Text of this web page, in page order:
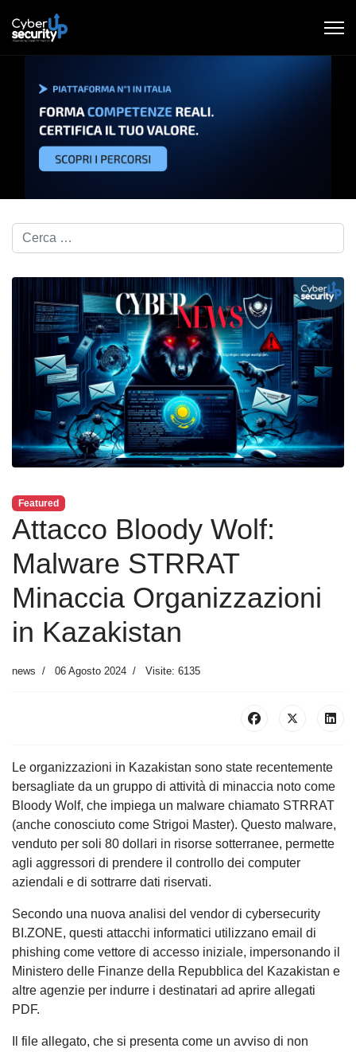
Cerca nel blog...
Featured
Attacco Bloody Wolf:
Malware STRRAT
Minaccia Organizzazioni
in Kazakistan
news 06 Agosto 2024 Visite: 6135
Le organizzazioni in Kazakistan sono state recentemente
bersagliate da un gruppo di attività di minaccia noto come
Bloody Wolf, che impiega un malware chiamato STRRAT
(anche conosciuto come Strigoi Master). Questo malware,
venduto per soli 80 dollari in risorse sotterranee, permette
agli aggressori di prendere il controllo dei computer
aziendali e di sottrarre dati riservati.
Secondo una nuova analisi del vendor di cybersecurity
BI.ZONE, questi attacchi informatici utilizzano email di
phishing come vettore di accesso iniziale, impersonando il
Ministero delle Finanze della Repubblica del Kazakistan e
altre agenzie per indurre i destinatari ad aprire allegati
PDF.
Il file allegato, che si presenta come un avviso di non